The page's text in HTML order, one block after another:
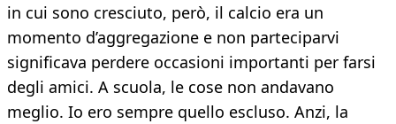
in cui sono cresciuto, però, il calcio era un
momento d’aggregazione e non parteciparvi
significava perdere occasioni importanti per farsi
degli amici. A scuola, le cose non andavano
meglio. Io ero sempre quello escluso. Anzi, la